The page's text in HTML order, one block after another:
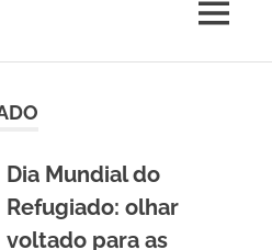
MENU
Dia Mundial do
Refugiado: olhar
voltado para as